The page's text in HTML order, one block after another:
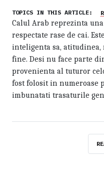
TOPICS IN THIS ARTICLE:
Calul Arab reprezinta
respectate rase de cai.
inteligenta sa,
fine. Desi nu face parte
provenienta al tuturor
fost folosit in numeroase
imbunatati trasaturile